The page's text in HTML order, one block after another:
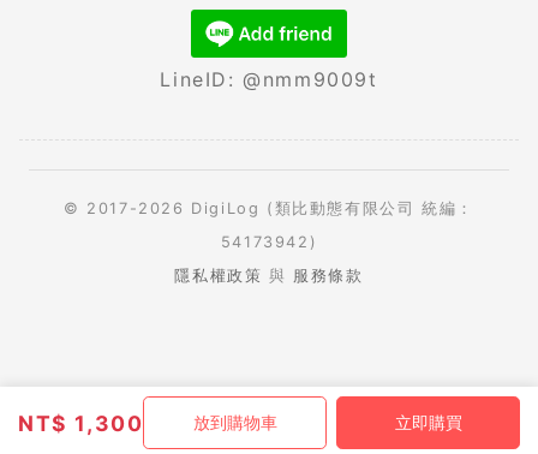
NT$ 1,300 放到購物車 立即購買
LineID: @nmm9009t
© 2017-2026 DigiLog (類比動態有限公司 統編：
54173942)
隱私權政策 與 服務條款